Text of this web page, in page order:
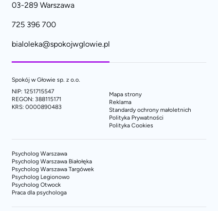
03-289 Warszawa
725 396 700
bialoleka@spokojwglowie.pl
Spokój w Głowie sp. z o.o.
NIP: 1251715547
REGON: 388115171
KRS: 0000890483
Mapa strony
Reklama
Standardy ochrony małoletnich
Polityka Prywatności
Polityka Cookies
Psycholog Warszawa
Psycholog Warszawa Białołęka
Psycholog Warszawa Targówek
Psycholog Legionowo
Psycholog Otwock
Praca dla psychologa